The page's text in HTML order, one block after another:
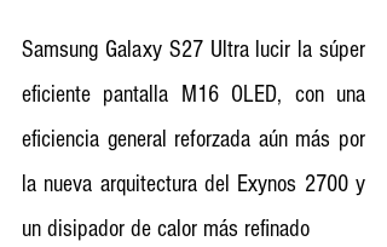
Samsung Galaxy S27 Ultra lucir la súper
eficiente pantalla M16 OLED, con una
eficiencia general reforzada aún más por
la nueva arquitectura del Exynos 2700 y
un disipador de calor más refinado